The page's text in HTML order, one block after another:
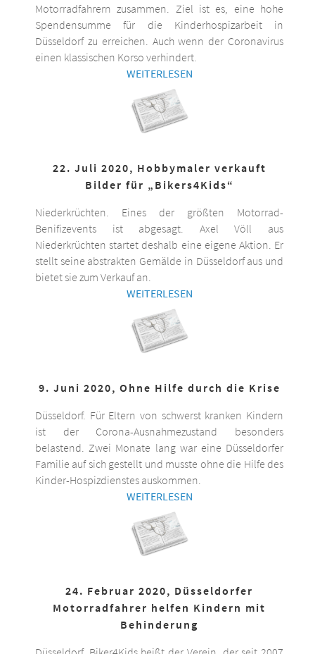
Motorradfahrern zusammen. Ziel ist es, eine hohe
Spendensumme für die Kinderhospizarbeit in
Düsseldorf zu erreichen. Auch wenn der Coronavirus
einen klassischen Korso verhindert.
WEITERLESEN
22. Juli 2020, Hobbymaler verkauft
Bilder für „Bikers4Kids“
Niederkrüchten. Eines der größten Motorrad-
Benifizevents ist abgesagt. Axel Völl aus
Niederkrüchten startet deshalb eine eigene Aktion. Er
stellt seine abstrakten Gemälde in Düsseldorf aus und
bietet sie zum Verkauf an.
WEITERLESEN
9. Juni 2020, Ohne Hilfe durch die Krise
Düsseldorf. Für Eltern von schwerst kranken Kindern
ist der Corona-Ausnahmezustand besonders
belastend. Zwei Monate lang war eine Düsseldorfer
Familie auf sich gestellt und musste ohne die Hilfe des
Kinder-Hospizdienstes auskommen.
WEITERLESEN
24. Februar 2020, Düsseldorfer
Motorradfahrer helfen Kindern mit
Behinderung